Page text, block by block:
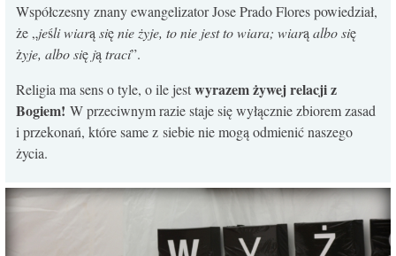
Współczesny znany ewangelizator Jose Prado Flores powiedział,
że „jeśli wiarą sięnie żyje, to nie jest to wiara; wiarą albo się
żyje, albo się ją traci”.
Religia ma sens o tyle, o ile jestwyrazem żywej relacji z
Bogiem! W przeciwnym razie staje się wyłącznie zbiorem zasad
i przekonań, które same z siebie nie mogą odmienić naszego
życia.